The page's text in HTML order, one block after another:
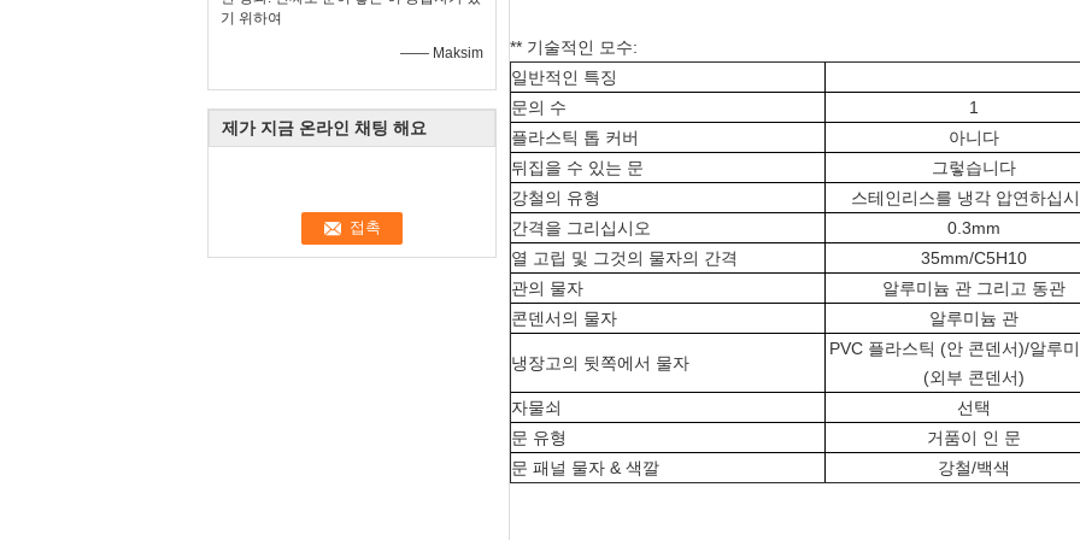
기 위하여
—— Maksim
제가 지금 온라인 채팅 해요
** 기술적인 모수:
일반적인 특징
문의 수
1
플라스틱 톱 커버
아니다
뒤집을 수 있는 문
그렇습니다
강철의 유형
스테인리스를 냉각 압연하십
간격을 그리십시오
0.3mm
열 고립 및 그것의 물자의 간격
35mm/C5H10
관의 물자
알루미늄 관 그리고 동관
콘덴서의 물자
알루미늄 관
냉장고의 뒷쪽에서 물자
PVC 플라스틱 (안 콘덴서)/알루
(외부 콘덴서)
자물쇠
선택
문 유형
거품이 인 문
문 패널 물자 & 색깔
강철/백색